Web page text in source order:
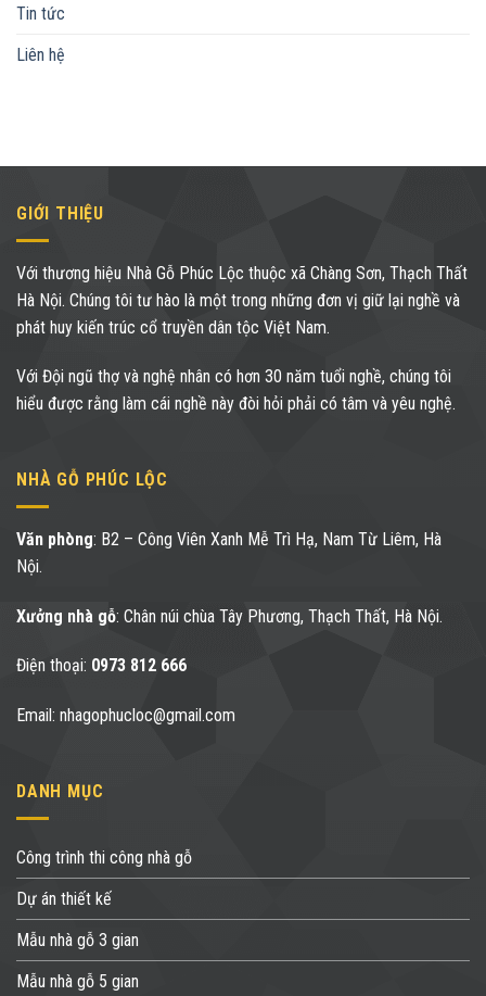
Tin tức
Liên hệ
GIỚI THIỆU
Với thương hiệu Nhà Gỗ Phúc Lộc thuộc xã Chàng Sơn, Thạch Thất
Hà Nội. Chúng tôi tư hào là một trong những đơn vị giữ lại nghề và
phát huy kiến trúc cổ truyền dân tộc Việt Nam.
Với Đội ngũ thợ và nghệ nhân có hơn 30 năm tuổi nghề, chúng tôi
hiểu được rằng làm cái nghề này đòi hỏi phải có tâm và yêu nghệ.
NHÀ GỖ PHÚC LỘC
Văn phòng: B2 – Công Viên Xanh Mễ Trì Hạ, Nam Từ Liêm, Hà
Nội.
Xưởng nhà gỗ: Chân núi chùa Tây Phương, Thạch Thất, Hà Nội.
Điện thoại: 0973 812 666
Email: nhagophucloc@gmail.com
DANH MỤC
Công trình thi công nhà gỗ
Dự án thiết kế
Mẫu nhà gỗ 3 gian
Mẫu nhà gỗ 5 gian